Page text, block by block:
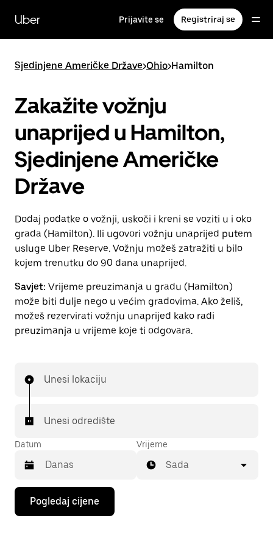
glavni
sadržaj
Uber Prijavite se Registriraj se
Sjedinjene Američke Države>Ohio>Hamilton
Zakažite vožnju
unaprijed u Hamilton,
Sjedinjene Američke
Države
Dodaj podatke o vožnji, uskoči i kreni se voziti u i oko
grada (Hamilton). Ili ugovori vožnju unaprijed putem
usluge Uber Reserve. Vožnju možeš zatražiti u bilo
kojem trenutku do 90 dana unaprijed.
Savjet: Vrijeme preuzimanja u gradu (Hamilton)
može biti dulje nego u većim gradovima. Ako želiš,
možeš rezervirati vožnju unaprijed kako radi
preuzimanja u vrijeme koje ti odgovara.
Unesi lokaciju
Unesi odredište
Datum
Pritisni
tipku
sa
Vrijeme
Sada
Pogledaj cijene